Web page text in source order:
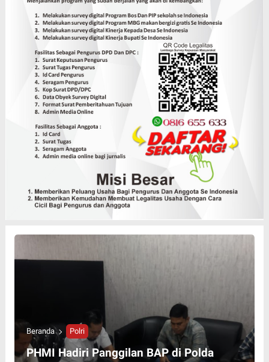
Beranda Polri
PHMI Hadiri Panggilan BAP di Polda